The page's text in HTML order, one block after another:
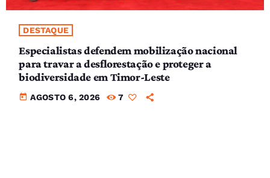
DESTAQUE
Especialistas defendem mobilização nacional
para travar a desflorestação e proteger a
biodiversidade em Timor-Leste
today AGOSTO 6, 2026 7